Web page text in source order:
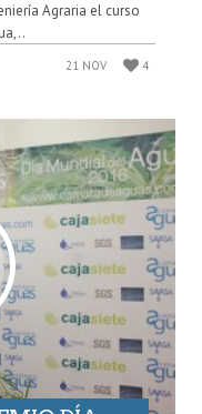
Agraria el curso
21 NOV 4